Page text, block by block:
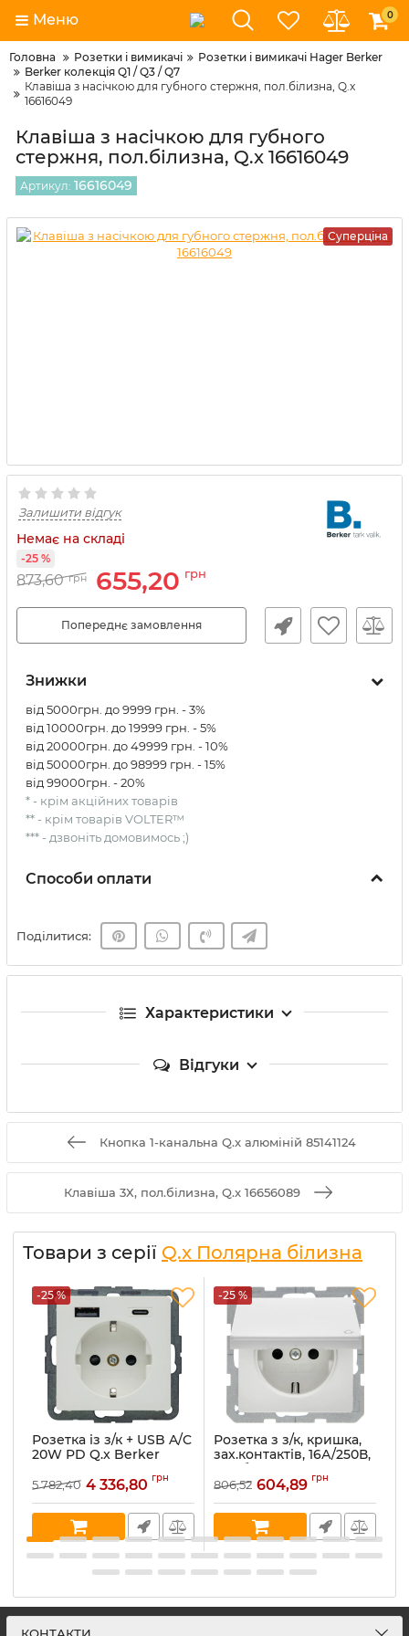
Меню 0
Головна Розетки і вимикачі
Розетки і вимикачі Hager Berker
Berker колекція Q1 / Q3 / Q7
Клавіша з насічкою для губного стержня, пол.білизна, Q.x
16616049
Клавіша з насічкою для губного
стержня, пол.білизна, Q.x 16616049
Артикул: 16616049
Суперціна
Залишити відгук
Немає на складі
873,60 грн 655,20 грн
-25 %
Попереднє замовлення
Знижки
від 5000грн. до 9999 грн. - 3%
від 10000грн. до 19999 грн. - 5%
від 20000грн. до 49999 грн. - 10%
від 50000грн. до 98999 грн. - 15%
від 99000грн. - 20%
* - крім акційних товарів
** - крім товарів VOLTER™
*** - дзвоніть домовимось ;)
Способи оплати
Поділитися:
Характеристики
Відгуки
Кнопка 1-канальна Q.x алюміній 85141124
Клавіша 3Х, пол.білизна, Q.x 16656089
Товари з серії Q.x Полярна білизна
-25 %
Розетка із з/к + USB A/C
20W PD Q.x Berker
білизна
Артикул:48146089
В наявності:
5 782,40 4 336,80 грн
-25 %
Розетка з з/к, кришка,
зах.контактів, 16А/250В,
пол.білизна, Q.x
47516089
Артикул:47516089
В наявності:
806,52 604,89 грн